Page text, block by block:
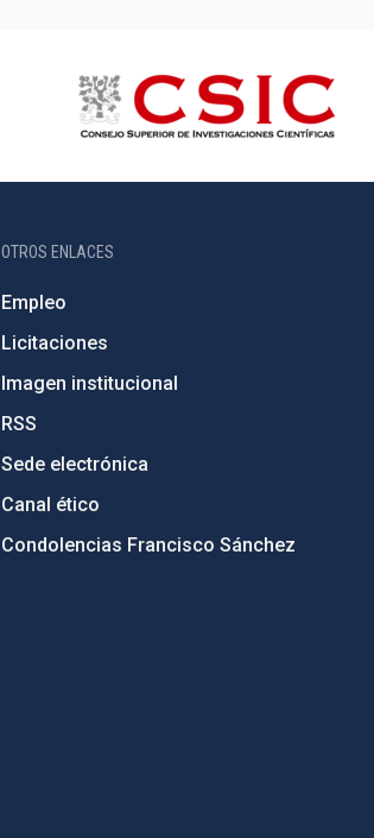
OTROS ENLACES
Empleo
Licitaciones
Imagen institucional
RSS
Sede electrónica
Canal ético
Condolencias Francisco Sánchez